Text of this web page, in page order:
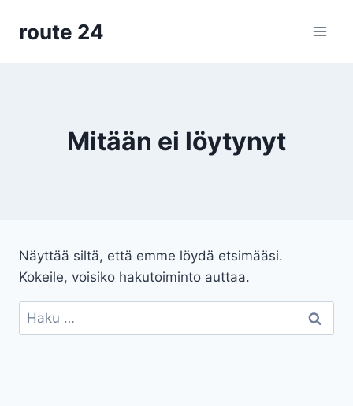
sisältöön
route 24
Mitään ei löytynyt
Näyttää siltä, että emme löydä etsimääsi.
Kokeile, voisiko hakutoiminto auttaa.
Haku: